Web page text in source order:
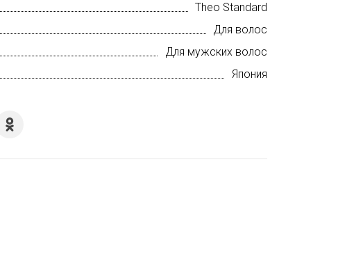
Theo Standard
Для волос
Для мужских волос
Япония